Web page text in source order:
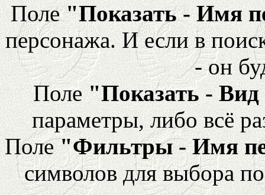
Поле"Показать - Имя
персонажа. И если в
- он
Поле "Показать -
параметры, либо всё
Поле"Фильтры - Имя
символов для выбора